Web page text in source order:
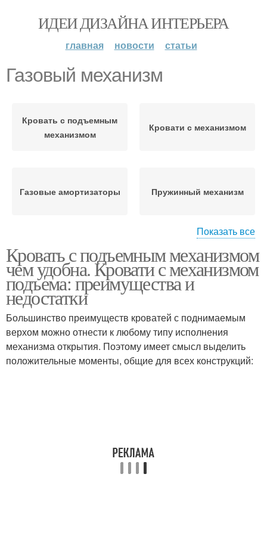
ИДЕИ ДИЗАЙНА ИНТЕРЬЕРА
главная новости статьи
Газовый механизм
Кровать с подъемным
механизмом
Кровати с механизмом
Газовые амортизаторы Пружинный механизм
Подъемный механизм Механизм для кровати
Показать все
Кровать с подъемным механизмом
чем удобна. Кровати с механизмом
подъема: преимущества и
недостатки
Большинство преимуществ кроватей с поднимаемым
верхом можно отнести к любому типу исполнения
механизма открытия. Поэтому имеет смысл выделить
положительные моменты, общие для всех конструкций: